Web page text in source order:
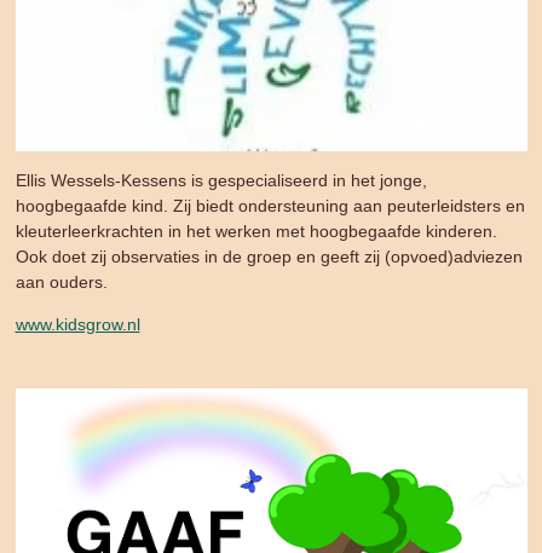
Ellis Wessels-Kessens is gespecialiseerd in het jonge,
hoogbegaafde kind. Zij biedt ondersteuning aan peuterleidsters en
kleuterleerkrachten in het werken met hoogbegaafde kinderen.
Ook doet zij observaties in de groep en geeft zij (opvoed)adviezen
aan ouders.
www.kidsgrow.nl